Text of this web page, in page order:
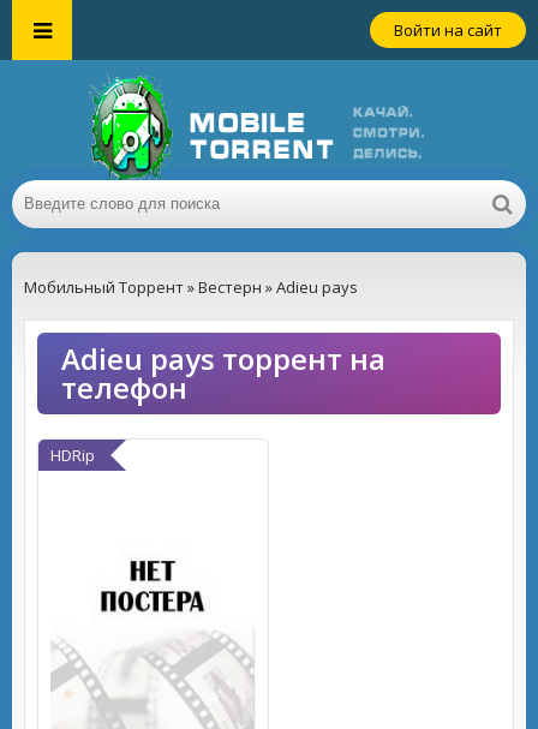
Войти на сайт
Мобильный Торрент»Вестерн » Adieu pays
Adieu pays торрент на
телефон
HDRip